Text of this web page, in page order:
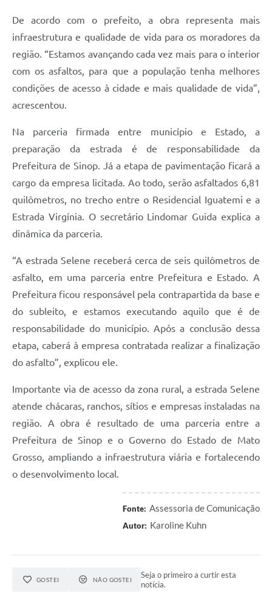
De acordo com o prefeito, a obra representa mais
infraestrutura e qualidade de vida para os moradores da
região. “Estamos avançando cada vez mais para o interior
com os asfaltos, para que a população tenha melhores
condições de acesso à cidade e mais qualidade de vida”,
acrescentou.
Na parceria firmada entre município e Estado, a
preparação da estrada é de responsabilidade da
Prefeitura de Sinop. Já a etapa de pavimentação ficará a
cargo da empresa licitada. Ao todo, serão asfaltados 6,81
quilômetros, no trecho entre o Residencial Iguatemi e a
Estrada Virgínia. O secretário Lindomar Guida explica a
dinâmica da parceria.
“A estrada Selene receberá cerca de seis quilômetros de
asfalto, em uma parceria entre Prefeitura e Estado. A
Prefeitura ficou responsável pela contrapartida da base e
do subleito, e estamos executando aquilo que é de
responsabilidade do município. Após a conclusão dessa
etapa, caberá à empresa contratada realizar a finalização
do asfalto”, explicou ele.
Importante via de acesso da zona rural, a estrada Selene
atende chácaras, ranchos, sítios e empresas instaladas na
região. A obra é resultado de uma parceria entre a
Prefeitura de Sinop e o Governo do Estado de Mato
Grosso, ampliando a infraestrutura viária e fortalecendo
o desenvolvimento local.
Fonte: Assessoria de Comunicação
Autor: Karoline Kuhn
GOSTEI NÃO GOSTEI
Seja o primeiro a curtir esta
notícia.